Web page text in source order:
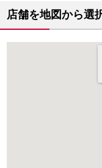
店舗を地図から選